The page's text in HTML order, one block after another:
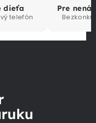
dieťa
telefón
Pre